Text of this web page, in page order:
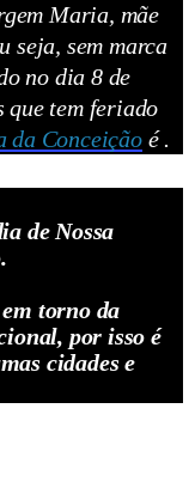
Maria, mãe
seja, sem marca
no dia 8 de
que tem feriado
da Conceição é .
de Nossa
torno da
por isso é
cidades e